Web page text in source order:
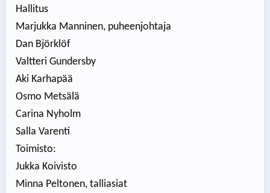
Hallitus
Marjukka Manninen, puheenjohtaja
Dan Björklöf
Valtteri Gundersby
Aki Karhapää
Osmo Metsälä
Carina Nyholm
Salla Varenti
Toimisto:
Jukka Koivisto
Minna Peltonen, talliasiat